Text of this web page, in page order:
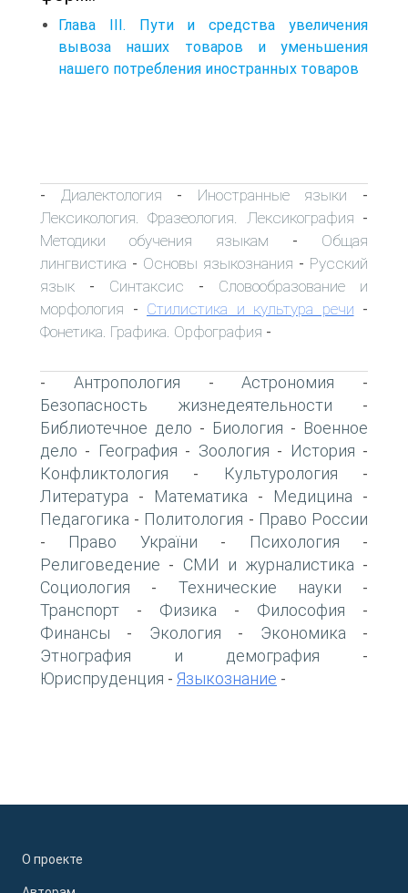
Глава III. Пути и средства увеличения
вывоза наших товаров и уменьшения
нашего потребления иностранных товаров
- Диалектология - Иностранные языки -
Лексикология. Фразеология. Лексикография -
Методики обучения языкам - Общая
лингвистика - Основы языкознания - Русский
язык - Синтаксис - Словообразование и
морфология - Стилистика и культура речи -
Фонетика. Графика. Орфография -
- Антропология -Астрономия -
Безопасность жизнедеятельности -
Библиотечное дело - Биология - Военное
дело - География - Зоология - История -
Конфликтология - Культурология -
Литература - Математика - Медицина -
Педагогика - Политология - Право России
- Право України - Психология -
Религоведение - СМИ и журналистика -
Социология - Технические науки -
Транспорт - Физика - Философия -
Финансы - Экология - Экономика -
Этнография и демография -
Юриспруденция - Языкознание -
О проекте